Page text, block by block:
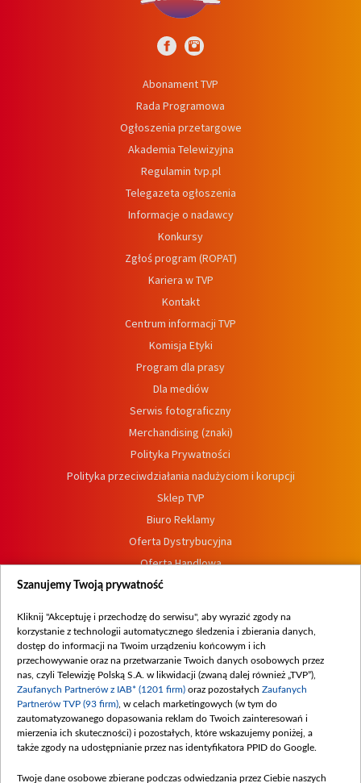
Abonament TVP
Rada Programowa
Ogłoszenia przetargowe
Akademia Telewizyjna
Regulamin tvp.pl
Telegazeta ogłoszenia
Informacje o nadawcy
Konkursy
Zgłoś program (ROPAT)
Kariera w TVP
Kontakt
Centrum informacji TVP
Komisja Etyki
Program dla prasy
Dla mediów
Serwis fotograficzny
Merchandising (znaki)
Polityka Prywatności
Polityka przeciwdziałania nadużyciom i korupcji
Sklep TVP
Biuro Reklamy
Oferta Dystrybucyjna
Oferta Handlowa
Dostępność
Procedura zgłoszeń wewnętrznych
Szanujemy Twoją prywatność
Kliknij "Akceptuję i przechodzę do serwisu", aby wyrazić zgody na
korzystanie z technologii automatycznego śledzenia i zbierania danych,
dostęp do informacji na Twoim urządzeniu końcowym i ich
przechowywanie oraz na przetwarzanie Twoich danych osobowych przez
nas, czyli Telewizję Polską S.A. w likwidacji (zwaną dalej również „TVP”),
Zaufanych Partnerów z IAB* (1201 firm) oraz pozostałych Zaufanych
Partnerów TVP (93 firm) , w celach marketingowych (w tym do
zautomatyzowanego dopasowania reklam do Twoich zainteresowań i
mierzenia ich skuteczności) i pozostałych, które wskazujemy poniżej, a
także zgody na udostępnianie przez nas identyfikatora PPID do Google.
Twoje dane osobowe zbierane podczas odwiedzania przez Ciebie naszych